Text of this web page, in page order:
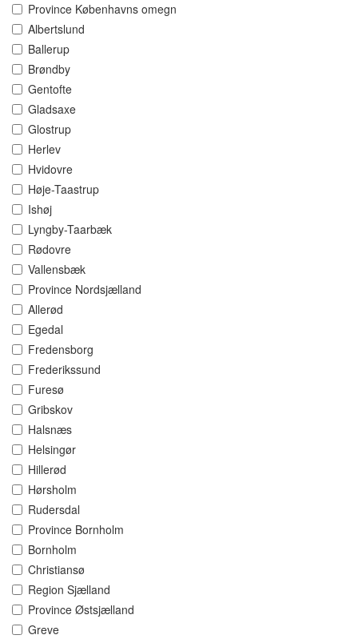
Province Københavns omegn
Albertslund
Ballerup
Brøndby
Gentofte
Gladsaxe
Glostrup
Herlev
Hvidovre
Høje-Taastrup
Ishøj
Lyngby-Taarbæk
Rødovre
Vallensbæk
Province Nordsjælland
Allerød
Egedal
Fredensborg
Frederikssund
Furesø
Gribskov
Halsnæs
Helsingør
Hillerød
Hørsholm
Rudersdal
Province Bornholm
Bornholm
Christiansø
Region Sjælland
Province Østsjælland
Greve